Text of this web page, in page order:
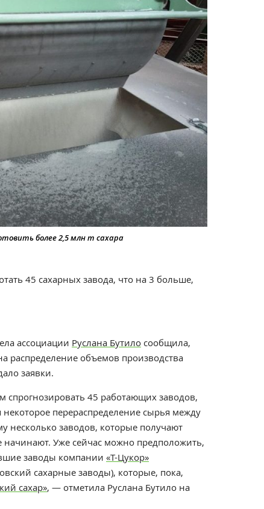
более 2,5 млн т сахара
45 сахарных завода, что на 3 больше,
ассоциации Руслана Бутило сообщила,
распределение объемов производства
заявки.
45 работающих заводов,
некоторое перераспределение сырья между
несколько заводов, которые получают
начинают. Уже сейчас можно предположить,
заводы компании «Т-Цукор»
сахарные заводы), которые, пока,
сахар», — отметила Руслана Бутило на